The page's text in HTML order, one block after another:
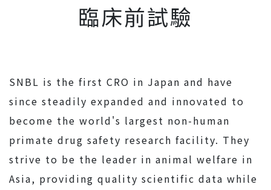
焦點訊息
人才招募
聯絡我們
臨床前試驗
SNBL is the first CRO in Japan and have
since steadily expanded and innovated to
become the world's largest non-human
primate drug safety research facility. They
strive to be the leader in animal welfare in
Asia, providing quality scientific data while